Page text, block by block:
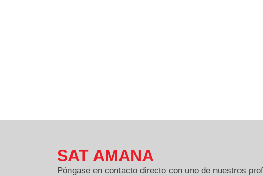
SAT AMANA
Póngase en contacto directo con uno de nuestros